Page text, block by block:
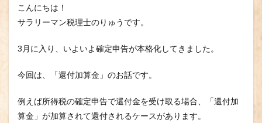
こんにちは！
サラリーマン税理士のりゅうです。
3月に入り、いよいよ確定申告が本格化してきました。
今回は、「還付加算金」のお話です。
例えば所得税の確定申告で還付金を受け取る場合、「還付加
算金」が加算されて還付されるケースがあります。